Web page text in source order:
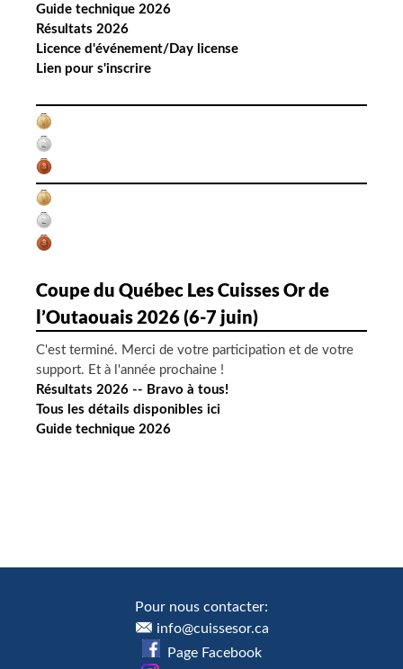
c
l
e
Guide technique 2026
Résultats 2026
Licence d'événement/Day license
Lien pour s'inscrire
Coupe du Québec Les Cuisses Or de
l’Outaouais 2026 (6-7 juin)
C'est terminé. Merci de votre participation et de votre
support. Et à l'année prochaine !
Résultats 2026 -- Bravo à tous!
Tous les détails disponibles ici
Guide technique 2026
Pour nous contacter:
info@cuissesor.ca
Page Facebook